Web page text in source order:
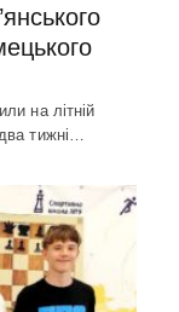
на літній
тижні…